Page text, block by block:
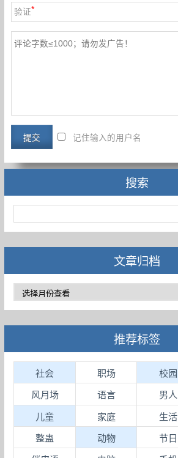
验证*
记住输入的用户名
搜索
文章归档
推荐标签
社会 职场 校园
风月场 语言 男人
儿童 家庭 生活
整蛊 动物 节日